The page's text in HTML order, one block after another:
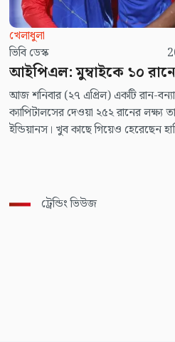
খেলাধুলা
ভিবি ডেস্ক
আইপিএল: মুম্বাইকে ১০ রানে
আজ শনিবার (২৭ এপ্রিল) একটি রান-বন্যার
ক্যাপিটালসের দেওয়া ২৫২ রানের লক্ষ্য
ইন্ডিয়ানস। খুব কাছে গিয়েও হেরেছেন
ট্রেন্ডিং ভিউজ